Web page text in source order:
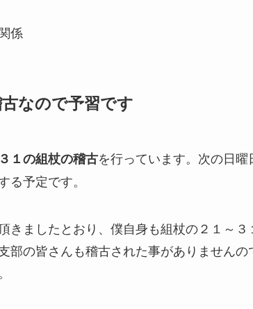
係
なので予習です
３１の組杖の稽古を行っています。次の日
る予定です。
きましたとおり、僕自身も組杖の２１～
部の皆さんも稽古された事がありません